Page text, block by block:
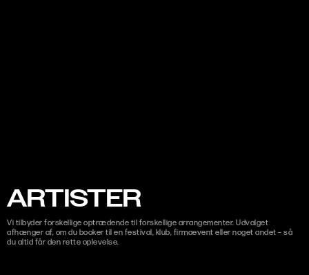
ARTISTER
Vi tilbyder forskellige optrædende til forskellige arrangementer. Udvalget
afhænger af, om du booker til en festival, klub, firmaevent eller noget andet – så
du altid får den rette oplevelse.